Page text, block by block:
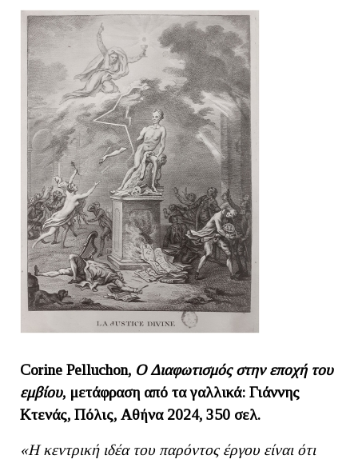
Corine Pelluchon, O Διαφωτισμός στην εποχή του
εμβίου, μετάφραση από τα γαλλικά: Γιάννης
Κτενάς, Πόλις, Αθήνα 2024, 350 σελ.
«Η κεντρική ιδέα του παρόντος έργου είναι ότι